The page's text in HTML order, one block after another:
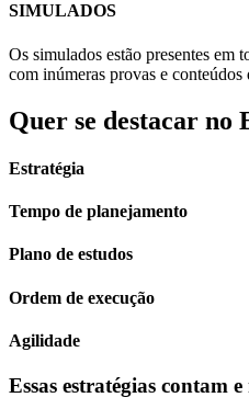
SIMULADOS
Os simulados estão presentes em
com inúmeras provas e conteúdos
Quer se destacar no
Estratégia
Tempo de planejamento
Plano de estudos
Ordem de execução
Agilidade
Essas estratégias contam